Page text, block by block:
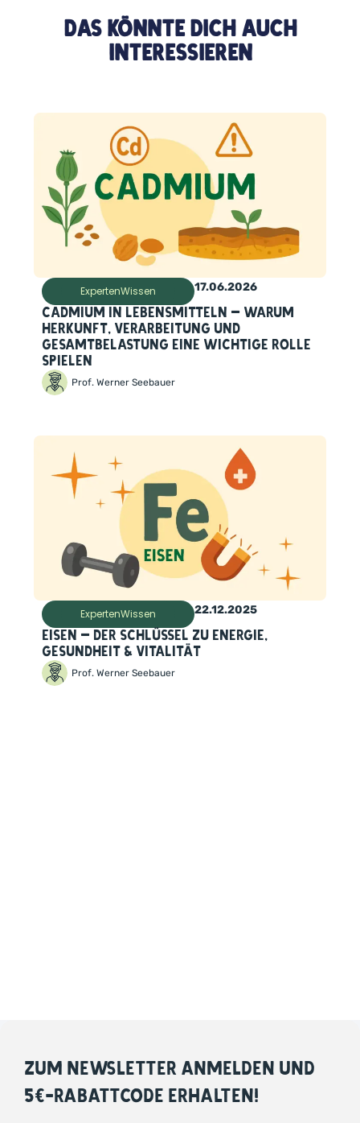
Das Könnte Dich Auch
Interessieren
ExpertenWissen 17.06.2026
Cadmium in Lebensmitteln – warum
Herkunft, Verarbeitung und
Gesamtbelastung eine wichtige Rolle
spielen
Prof. Werner Seebauer
ExpertenWissen 22.12.2025
Eisen – der Schlüssel zu Energie,
Gesundheit & Vitalität
Prof. Werner Seebauer
ZUM NEWSLETTER ANMELDEN UND
5€-RABATTCODE ERHALTEN!